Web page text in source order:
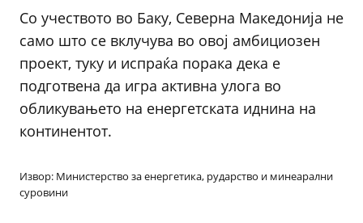
Со учеството во Баку, Северна Македонија не
само што се вклучува во овој амбициозен
проект, туку и испраќа порака дека е
подготвена да игра активна улога во
обликувањето на енергетската иднина на
континентот.
Извор: Министерство за енергетика, рударство и минеарални
суровини